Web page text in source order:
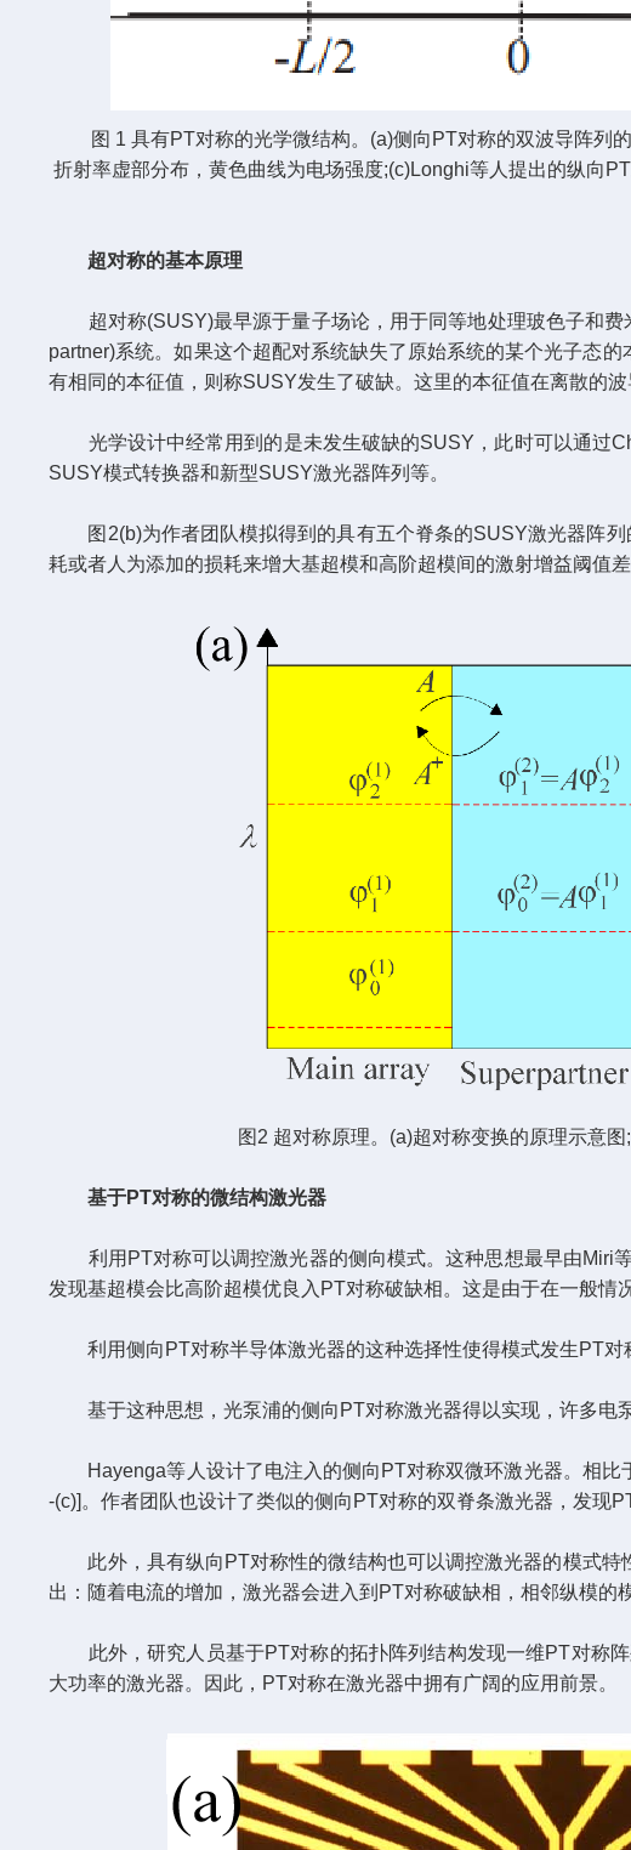
图 1 具有PT对称的光学微结构。(a)侧向PT对称的双波导阵列的
折射率虚部分布，黄色曲线为电场强度;(c)Longhi等人提出的纵向
超对称的基本原理
超对称(SUSY)最早源于量子场论，用于同等地处理玻色子和费
partner)系统。如果这个超配对系统缺失了原始系统的某个光子态
有相同的本征值，则称SUSY发生了破缺。这里的本征值在离散的
光学设计中经常用到的是未发生破缺的SUSY，此时可以通过
SUSY模式转换器和新型SUSY激光器阵列等。
图2(b)为作者团队模拟得到的具有五个脊条的SUSY激光器阵列
耗或者人为添加的损耗来增大基超模和高阶超模间的激射增益阈值
图2 超对称原理。(a)超对称变换的原理示意图
基于PT对称的微结构激光器
利用PT对称可以调控激光器的侧向模式。这种思想最早由Miri等
发现基超模会比高阶超模优良入PT对称破缺相。这是由于在一般情
利用侧向PT对称半导体激光器的这种选择性使得模式发生PT对
基于这种思想，光泵浦的侧向PT对称激光器得以实现，许多电
Hayenga等人设计了电注入的侧向PT对称双微环激光器。相比
-(c)]。作者团队也设计了类似的侧向PT对称的双脊条激光器，发现
此外，具有纵向PT对称性的微结构也可以调控激光器的模式特
出：随着电流的增加，激光器会进入到PT对称破缺相，相邻纵模的
此外，研究人员基于PT对称的拓扑阵列结构发现一维PT对称阵
大功率的激光器。因此，PT对称在激光器中拥有广阔的应用前景。